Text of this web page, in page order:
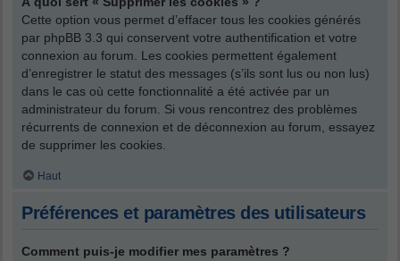
Cette option vous permet d’effacer tous les cookies générés
par phpBB 3.3 qui conservent votre authentification et votre
connexion au forum. Les cookies permettent également
d’enregistrer le statut des messages (s’ils sont lus ou non lus)
dans le cas où cette fonctionnalité a été activée par un
administrateur du forum. Si vous rencontrez des problèmes
récurrents de connexion et de déconnexion au forum, essayez
de supprimer les cookies.
Haut
Préférences et paramètres des utilisateurs
Comment puis-je modifier mes paramètres ?